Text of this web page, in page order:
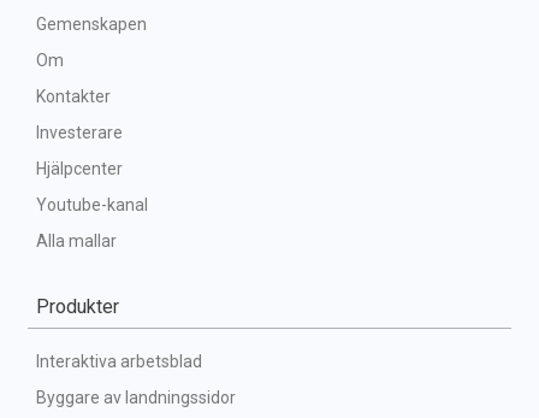
Gemenskapen
Om
Kontakter
Investerare
Hjälpcenter
Youtube-kanal
Alla mallar
Produkter
Interaktiva arbetsblad
Byggare av landningssidor